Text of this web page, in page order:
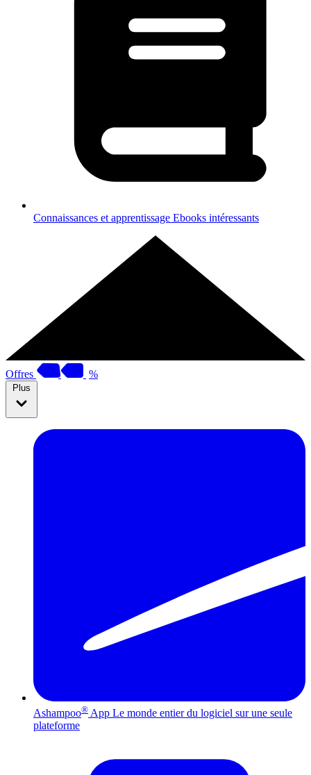
Connaissances et apprentissage Ebooks intéressants
Offres %
Plus
Ashampoo® App Le monde entier du logiciel sur une seule
plateforme